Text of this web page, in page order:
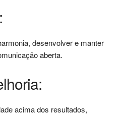
desenvolver e manter
aberta.
acima dos resultados,